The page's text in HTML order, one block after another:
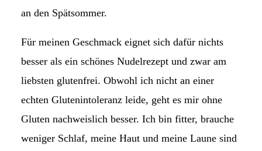
an den Spätsommer.
Für meinen Geschmack eignet sich dafür nichts
besser als ein schönes Nudelrezept und zwar am
liebsten glutenfrei. Obwohl ich nicht an einer
echten Glutenintoleranz leide, geht es mir ohne
Gluten nachweislich besser. Ich bin fitter, brauche
weniger Schlaf, meine Haut und meine Laune sind